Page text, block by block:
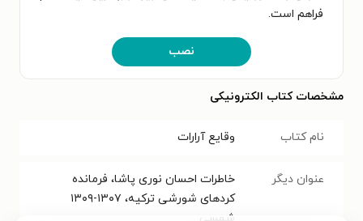
فراهم است.
نصب
مشخصات کتاب الکترونیکی
نام کتاب وقایع آرارات
عنوان دیگر
خاطرات احسان نوری پاشا، فرمانده
کردهای شورشی ترکیه، ۱۳۰۷-۱۳۰۹